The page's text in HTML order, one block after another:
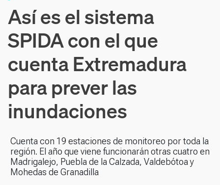
Así es el sistema
SPIDA con el que
cuenta Extremadura
para prever las
inundaciones
Cuenta con 19 estaciones de monitoreo por toda la
región. El año que viene funcionarán otras cuatro en
Madrigalejo, Puebla de la Calzada, Valdebótoa y
Mohedas de Granadilla